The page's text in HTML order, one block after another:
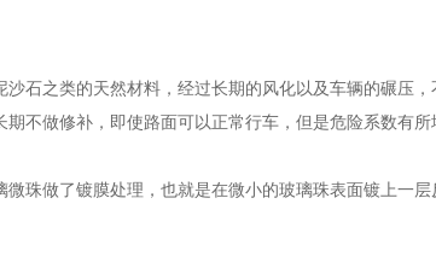
之类的天然材料，经过长期的风化以及车辆的碾压，
不做修补，即使路面可以正常行车，但是危险系数有所
微珠做了镀膜处理，也就是在微小的玻璃珠表面镀上一